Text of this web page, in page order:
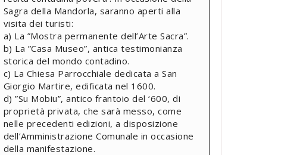
Sagra della Mandorla, saranno aperti alla
visita dei turisti:
a) La ”Mostra permanente dell’Arte Sacra”.
b) La ”Casa Museo”, antica testimonianza
storica del mondo contadino.
c) La Chiesa Parrocchiale dedicata a San
Giorgio Martire, edificata nel 1600.
d) ”Su Mobiu”, antico frantoio del ‘600, di
proprietà privata, che sarà messo, come
nelle precedenti edizioni, a disposizione
dell’Amministrazione Comunale in occasione
della manifestazione.